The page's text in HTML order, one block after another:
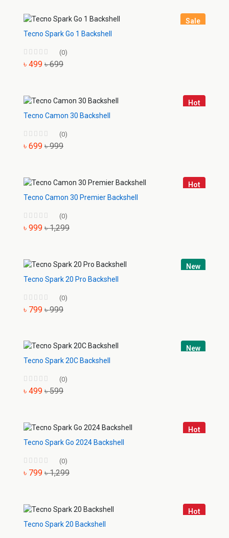
Sale
Tecno Spark Go 1 Backshell
(0)
৳ 499 ৳ 699
Hot
Tecno Camon 30 Backshell
(0)
৳ 699 ৳ 999
Hot
Tecno Camon 30 Premier Backshell
(0)
৳ 999 ৳ 1,299
New
Tecno Spark 20 Pro Backshell
(0)
৳ 799 ৳ 999
New
Tecno Spark 20C Backshell
(0)
৳ 499 ৳ 599
Hot
Tecno Spark Go 2024 Backshell
(0)
৳ 799 ৳ 1,299
Hot
Tecno Spark 20 Backshell